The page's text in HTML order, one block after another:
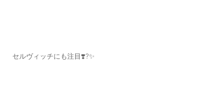
セルヴィッチにも注目❣️?✨